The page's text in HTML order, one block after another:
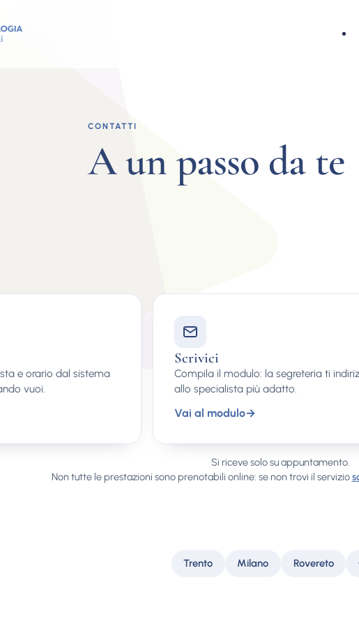
CONTATTI
A un passo da te
e orario dal sistema
vuoi.
Scrivici
Compila il modulo: la segreteria ti
allo specialista più adatto.
Vai al modulo→
Si riceve solo su appuntamento.
Non tutte le prestazioni sono prenotabili online: se non trovi il servizio
Trento Milano Rovereto